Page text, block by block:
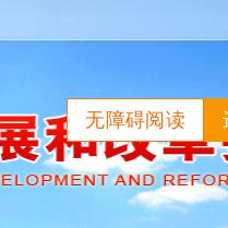
无障碍阅读